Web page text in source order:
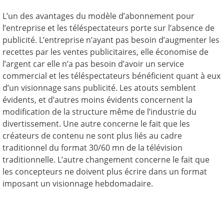
L’un des avantages du modèle d’abonnement pour
l’entreprise et les téléspectateurs porte sur l’absence de
publicité. L’entreprise n’ayant pas besoin d’augmenter les
recettes par les ventes publicitaires, elle économise de
l’argent car elle n’a pas besoin d’avoir un service
commercial et les téléspectateurs bénéficient quant à eux
d’un visionnage sans publicité. Les atouts semblent
évidents, et d’autres moins évidents concernent la
modification de la structure même de l’industrie du
divertissement. Une autre concerne le fait que les
créateurs de contenu ne sont plus liés au cadre
traditionnel du format 30/60 mn de la télévision
traditionnelle. L’autre changement concerne le fait que
les concepteurs ne doivent plus écrire dans un format
imposant un visionnage hebdomadaire.